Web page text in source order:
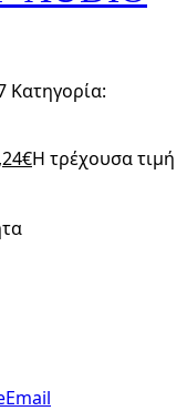
Κατηγορία:
€Η τρέχουσα τιμή
Email